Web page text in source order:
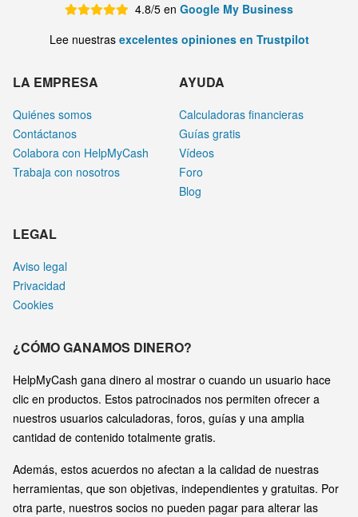
4.8/5 en Google My Business
Lee nuestras excelentes opiniones en Trustpilot
LA EMPRESA
Quiénes somos
Contáctanos
Colabora con HelpMyCash
Trabaja con nosotros
AYUDA
Calculadoras financieras
Guías gratis
Vídeos
Foro
Blog
LEGAL
Aviso legal
Privacidad
Cookies
¿CÓMO GANAMOS DINERO?
HelpMyCash gana dinero al mostrar o cuando un usuario hace
clic en productos. Estos patrocinados nos permiten ofrecer a
nuestros usuarios calculadoras, foros, guías y una amplia
cantidad de contenido totalmente gratis.
Además, estos acuerdos no afectan a la calidad de nuestras
herramientas, que son objetivas, independientes y gratuitas. Por
otra parte, nuestros socios no pueden pagar para alterar las